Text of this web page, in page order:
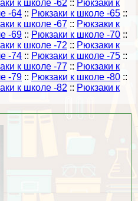
к школе -62 :: Рюкзаки к
-64 :: Рюкзаки к школе -65 ::
к школе -67 :: Рюкзаки к
-69 :: Рюкзаки к школе -70 ::
к школе -72 :: Рюкзаки к
-74 :: Рюкзаки к школе -75 ::
к школе -77 :: Рюкзаки к
-79 :: Рюкзаки к школе -80 ::
к школе -82 :: Рюкзаки к